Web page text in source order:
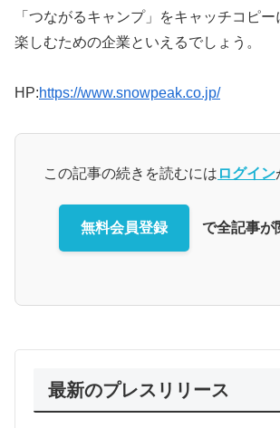
「つながるキャンプ」をキャッチコピ
楽しむための企業といえるでしょう。
HP:https://www.snowpeak.co.jp/
この記事の続きを読むには ログイン
無料会員登録 で全記事が
最新のプレスリリース